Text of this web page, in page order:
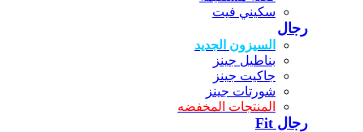
سكيني فيت
رجال
السيزون الجديد
بناطيل جينز
جاكيت جينز
شورتات جينز
المنتجات المخفضه
رجال Fit